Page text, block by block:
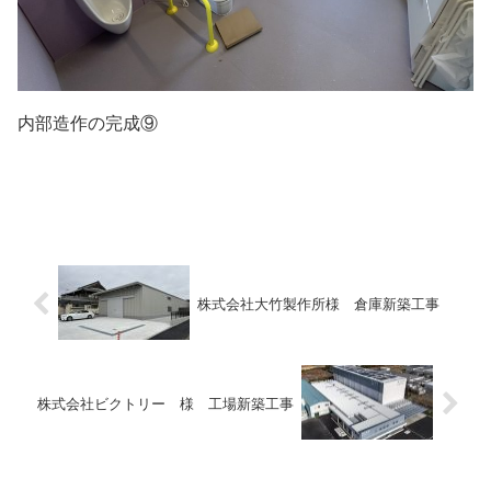
内部造作の完成⑨
株式会社大竹製作所様 倉庫新築工事
株式会社ビクトリー 様 工場新築工事